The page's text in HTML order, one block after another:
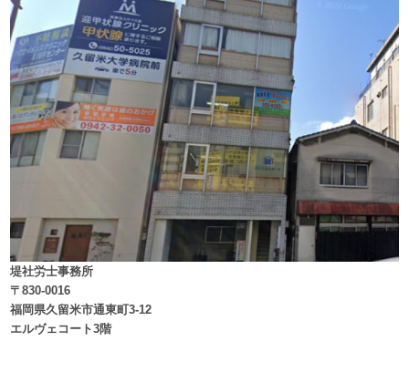
堤社労士事務所
〒830-0016
福岡県久留米市通東町3-12
エルヴェコート3階